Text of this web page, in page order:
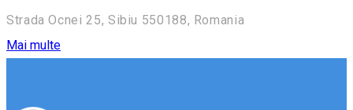
Strada Ocnei 25, Sibiu 550188, Romania
Mai multe